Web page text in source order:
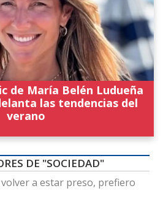
de María Belén Ludueña
las tendencias del
verano
DE "SOCIEDAD"
a estar preso, prefiero